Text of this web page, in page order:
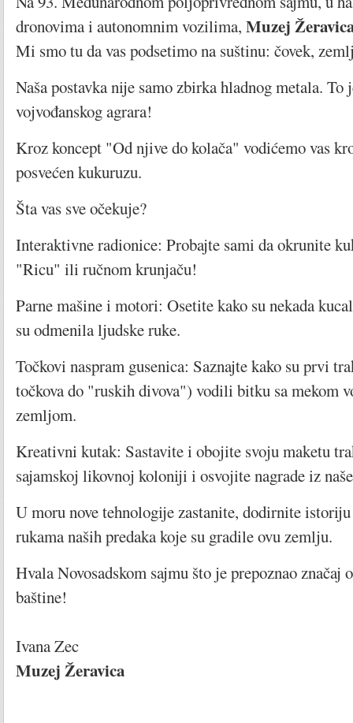
dronovima i autonomnim vozilima, Muzej
Mi smo tu da vas podsetimo na suštinu: čovek,
Naša postavka nije samo zbirka hladnog metala.
vojvođanskog agrara!
Kroz koncept "Od njive do kolača" vodićemo vas
posvećen kukuruzu.
Šta vas sve očekuje?
Interaktivne radionice: Probajte sami da okrunite
"Ricu" ili ručnom krunjaču!
Parne mašine i motori: Osetite kako su nekada
su odmenila ljudske ruke.
Točkovi naspram gusenica: Saznajte kako su prvi
točkova do "ruskih divova") vodili bitku sa mekom
zemljom.
Kreativni kutak: Sastavite i obojite svoju maketu
sajamskoj likovnoj koloniji i osvojite nagrade iz
U moru nove tehnologije zastanite, dodirnite
rukama naših predaka koje su gradile ovu zemlju.
Hvala Novosadskom sajmu što je prepoznao značaj
baštine!
Ivana Zec
Muzej Žeravica